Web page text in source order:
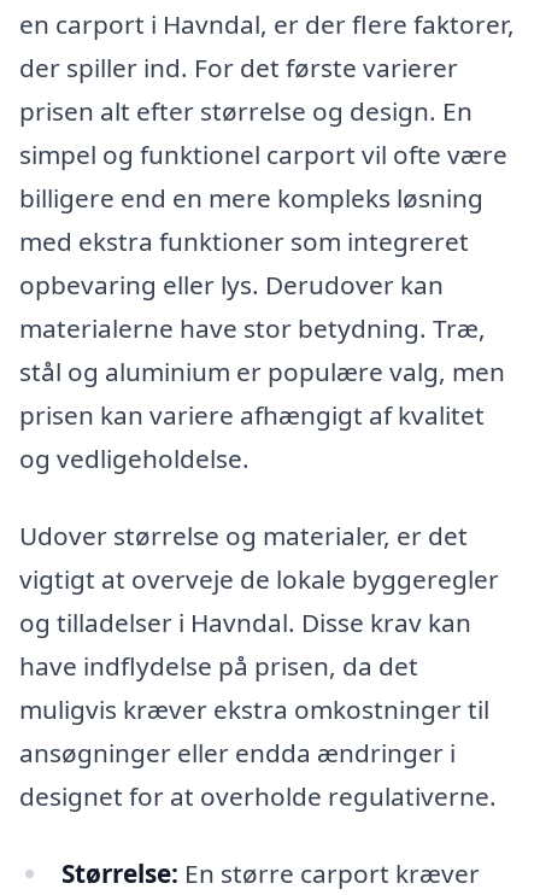
en carport i Havndal, er der flere faktorer,
der spiller ind. For det første varierer
prisen alt efter størrelse og design. En
simpel og funktionel carport vil ofte være
billigere end en mere kompleks løsning
med ekstra funktioner som integreret
opbevaring eller lys. Derudover kan
materialerne have stor betydning. Træ,
stål og aluminium er populære valg, men
prisen kan variere afhængigt af kvalitet
og vedligeholdelse.
Udover størrelse og materialer, er det
vigtigt at overveje de lokale byggeregler
og tilladelser i Havndal. Disse krav kan
have indflydelse på prisen, da det
muligvis kræver ekstra omkostninger til
ansøgninger eller endda ændringer i
designet for at overholde regulativerne.
Størrelse: En større carport kræver